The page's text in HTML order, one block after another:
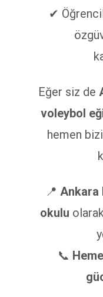
✔
Eğer siz de
voleybol
hemen
📍 Ankara
okulu
📞